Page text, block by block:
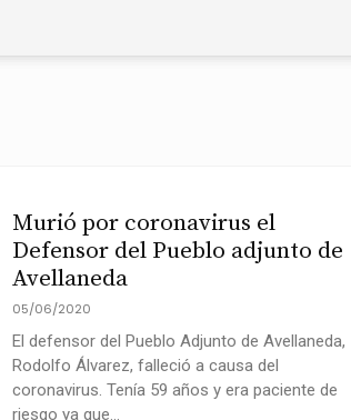
Murió por coronavirus el
Defensor del Pueblo adjunto de
Avellaneda
05/06/2020
El defensor del Pueblo Adjunto de Avellaneda,
Rodolfo Álvarez, falleció a causa del
coronavirus. Tenía 59 años y era paciente de
riesgo ya que...